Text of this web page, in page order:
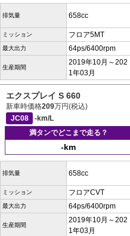
排気量 658cc
ミッション フロア5MT
最大出力 64ps/6400rpm
生産期間
2019年10月～202
1年03月
エクスプレイ S 660
新車時価格209万円(税込)
JC08
-km/L
満タンでどこまで走る？
-km
排気量 658cc
ミッション フロアCVT
最大出力 64ps/6400rpm
生産期間
2019年10月～202
1年03月